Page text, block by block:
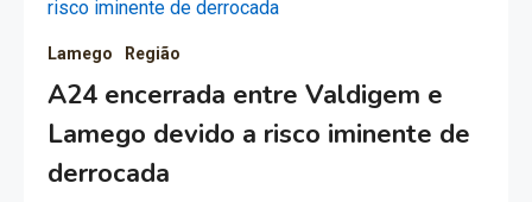
Lamego Região
A24 encerrada entre Valdigem e
Lamego devido a risco iminente de
derrocada